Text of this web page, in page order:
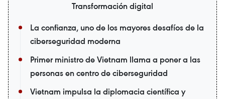
Transformación digital
La confianza, uno de los mayores desafíos de la
ciberseguridad moderna
Primer ministro de Vietnam llama a poner a las
personas en centro de ciberseguridad
Vietnam impulsa la diplomacia científica y